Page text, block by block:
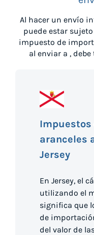
Al hacer un envío
puede estar
impuesto de
al enviar a ,
aranceles
Jersey
En Jersey, el
utilizando el
significa que
de
del valor de